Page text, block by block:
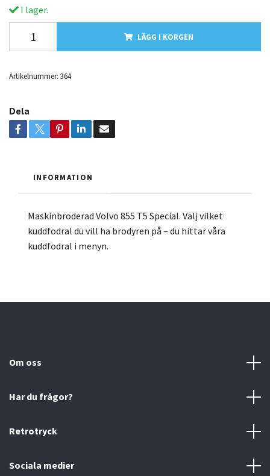
I lager.
LÄGG I KORGEN
Artikelnummer: 364
Dela
INFORMATION
Maskinbroderad Volvo 855 T5 Special. Välj vilket
kuddfodral du vill ha brodyren på – du hittar våra
kuddfodral i menyn.
Om oss
Har du frågor?
Retrotryck
Sociala medier